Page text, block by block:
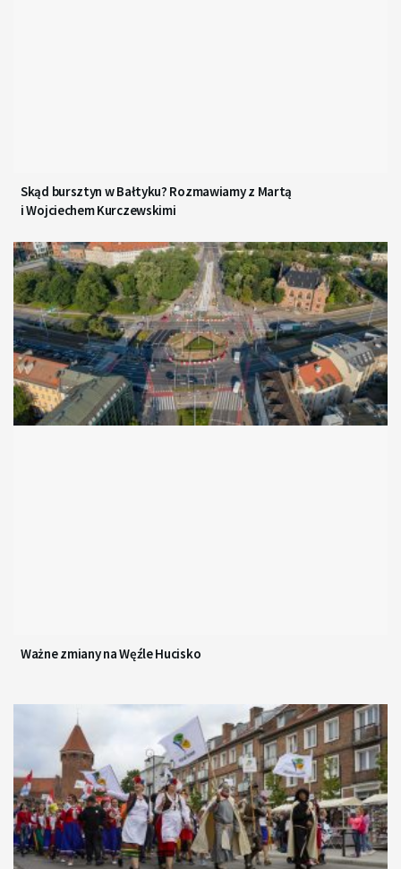
Skąd bursztyn w Bałtyku? Rozmawiamy z Martą
i Wojciechem Kurczewskimi
Ważne zmiany na Węźle Hucisko